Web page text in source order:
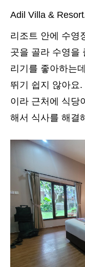
Adil Villa &
리조트 안에 수영
곳을 골라 수영을
리기를 좋아하는
뛰기 쉽지 않아요
이라 근처에 식당
해서 식사를 해결